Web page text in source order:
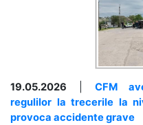
19.05.2026
CFM
regulilor la trecerile la
provoca accidente grave